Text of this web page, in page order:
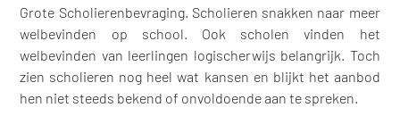
Grote Scholierenbevraging. Scholieren snakken naar meer
welbevinden op school. Ook scholen vinden het
welbevinden van leerlingen logischerwijs belangrijk. Toch
zien scholieren nog heel wat kansen en blijkt het aanbod
hen niet steeds bekend of onvoldoende aan te spreken.